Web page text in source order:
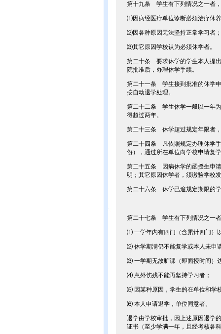
第十九条 学生有下列情况之一者
⑴因病经医疗单位诊断必须治疗休
⑵因各种原因无法坚持正常学习者；
⑶其它原因学校认为必须休学者。
第二十条 要求休学的学生本人提
院批准后，办理休学手续。
第二十一条 学生接到批准的休学
按自动退学处理。
第二十二条 学生休学一般以一年
得超过两年。
第二十三条 休学超过规定年限者
第二十四条 凡依照规定办理休学
份），通过所在单位向学校申请复
第二十五条 因病休学的函授生申
明；其它原因休学者，须缴验学校
第二十六条 休学已逾规定期限的
第二十七条 学生有下列情况之一
⑴ 一学年内有四门（含累计四门）
⑵ 休学期满仍不能复学或本人未申
⑶ 一学期无故旷课（即面授时间）
⑷ 意外伤残不能再坚持学习者；
⑸ 因某种原因，学生的在单位和学
⑹ 本人申请退学，单位同意者。
退学由学校审批，因上述原因退学
证书（至少学满一年，且经考核各